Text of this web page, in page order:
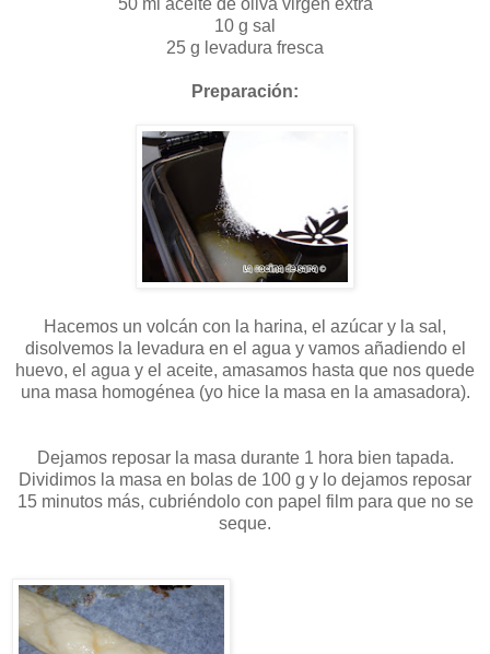
10 g sal
25 g levadura fresca
Preparación:
Hacemos un volcán con la harina, el azúcar y la sal,
disolvemos la levadura en el agua y vamos añadiendo el
huevo, el agua y el aceite, amasamos hasta que nos quede
una masa homogénea (yo hice la masa en la amasadora).
Dejamos reposar la masa durante 1 hora bien tapada.
Dividimos la masa en bolas de 100 g y lo dejamos reposar
15 minutos más, cubriéndolo con papel film para que no se
seque.